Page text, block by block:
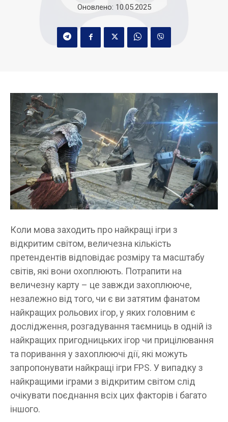
Оновлено: 10.05.2025
Коли мова заходить про найкращі ігри з
відкритим світом, величезна кількість
претендентів відповідає розміру та масштабу
світів, які вони охоплюють. Потрапити на
величезну карту – це завжди захоплююче,
незалежно від того, чи є ви затятим фанатом
найкращих рольових ігор, у яких головним є
дослідження, розгадування таємниць в одній із
найкращих пригодницьких ігор чи прицілювання
та поривання у захоплюючі дії, які можуть
запропонувати найкращі ігри FPS. У випадку з
найкращими іграми з відкритим світом слід
очікувати поєднання всіх цих факторів і багато
іншого.